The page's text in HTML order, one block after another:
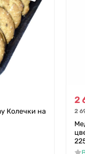
Колечки на
2
2